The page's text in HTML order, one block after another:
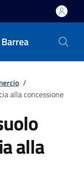
/
alla concessione
alla